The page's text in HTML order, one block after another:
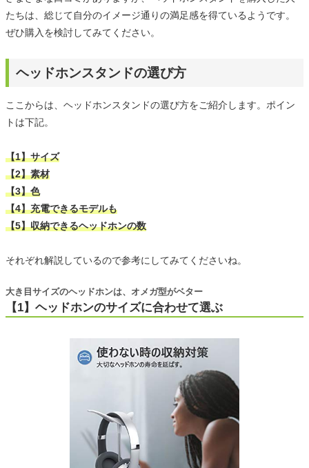
たちは、総じて自分のイメージ通りの満足感を得ているようです。
ぜひ購入を検討してみてください。
ヘッドホンスタンドの選び方
ここからは、ヘッドホンスタンドの選び方をご紹介します。ポイン
トは下記。
【1】サイズ
【2】素材
【3】色
【4】充電できるモデルも
【5】収納できるヘッドホンの数
それぞれ解説しているので参考にしてみてくださいね。
【1】ヘッドホンのサイズに合わせて選ぶ
大き目サイズのヘッドホンは、オメガ型がベター